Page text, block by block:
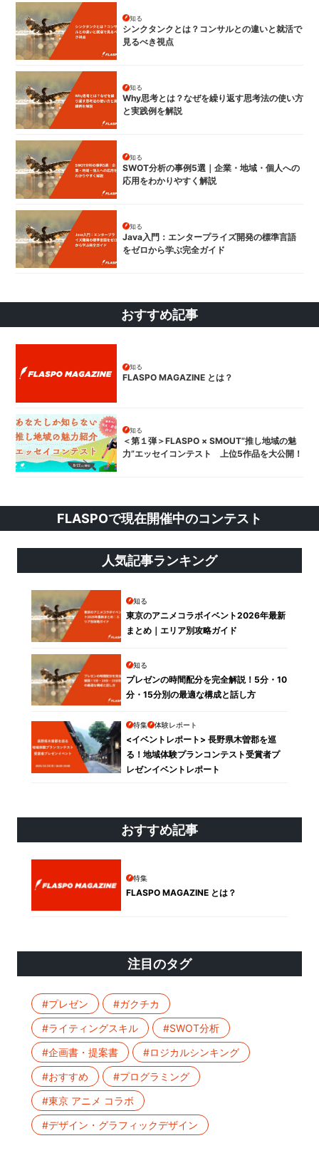
シンクタンクとは？コンサルとの違いと就活で
見るべき視点
知る
Why思考とは？なぜを繰り返す思考法の使い方
と実践例を解説
知る
SWOT分析の事例5選｜企業・地域・個人への
応用をわかりやすく解説
知る
Java入門：エンタープライズ開発の標準言語
をゼロから学ぶ完全ガイド
知る
おすすめ記事
FLASPO MAGAZINE とは？
知る
＜第１弾＞FLASPO × SMOUT”推し地域の魅
力”エッセイコンテスト 上位5作品を大公開！
知る
FLASPOで現在開催中のコンテスト
人気記事ランキング
知る
東京のアニメコラボイベント2026年最新
まとめ｜エリア別攻略ガイド
知る
プレゼンの時間配分を完全解説！5分・10
分・15分別の最適な構成と話し方
特集 体験レポート
<イベントレポート> 長野県木曽郡を巡
る！地域体験プランコンテスト受賞者プ
レゼンイベントレポート
おすすめ記事
特集
FLASPO MAGAZINE とは？
注目のタグ
#プレゼン
#ガクチカ
#ライティングスキル
#SWOT分析
#企画書・提案書
#ロジカルシンキング
#おすすめ
#プログラミング
#東京 アニメ コラボ
#デザイン・グラフィックデザイン